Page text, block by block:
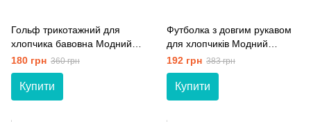
Гольф трикотажний для
хлопчика бавовна Модний
карапуз 03-00591 сірий
світлий 104 см (4 роки)
180 грн 360 грн
Купити
Футболка з довгим рукавом
для хлопчиків Модний
карапуз 03-01099 сірий 128
см (8 років)
192 грн 383 грн
Купити